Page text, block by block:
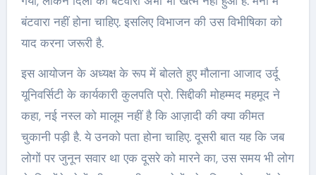
बंटवारा नहीं होना चाहिए. इसलिए विभाजन की उस विभीषिका को
याद करना जरूरी है.
इस आयोजन के अध्यक्ष के रूप में बोलते हुए मौलाना आजाद उर्दू
यूनिवर्सिटी के कार्यकारी कुलपति प्रो. सिद्दीकी मोहम्मद महमूद ने
कहा, नई नस्ल को मालूम नहीं है कि आज़ादी की क्या कीमत
चुकानी पड़ी है. ये उनको पता होना चाहिए. दूसरी बात यह कि जब
लोगों पर जुनून सवार था एक दूसरे को मारने का, उस समय भी लोग